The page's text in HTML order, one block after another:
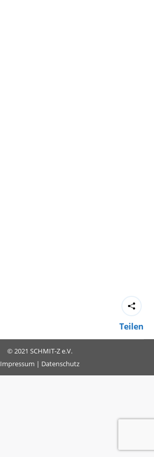
Teilen
© 2021 SCHMIT-Z e.V.
Impressum | Datenschutz